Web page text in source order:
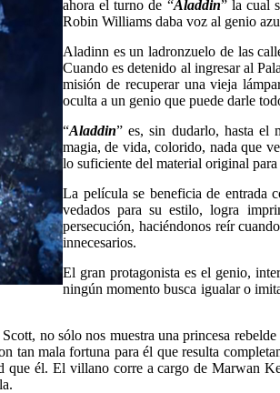
ahora el turno de “Aladdin” la cual
Robin Williams daba voz al genio
Aladinn es un ladronzuelo de las
Cuando es detenido al ingresar al
misión de recuperar una vieja
oculta a un genio que puede darle
“Aladdin” es, sin dudarlo, hasta el
magia, de vida, colorido, nada que
lo suficiente del material original
La película se beneficia de entrada
vedados para su estilo, logra
persecución, haciéndonos reír
innecesarios.
El gran protagonista es el genio,
ningún momento busca igualar o
no sólo nos muestra una princesa
tan mala fortuna para él que resulta
que él. El villano corre a cargo de Marwan